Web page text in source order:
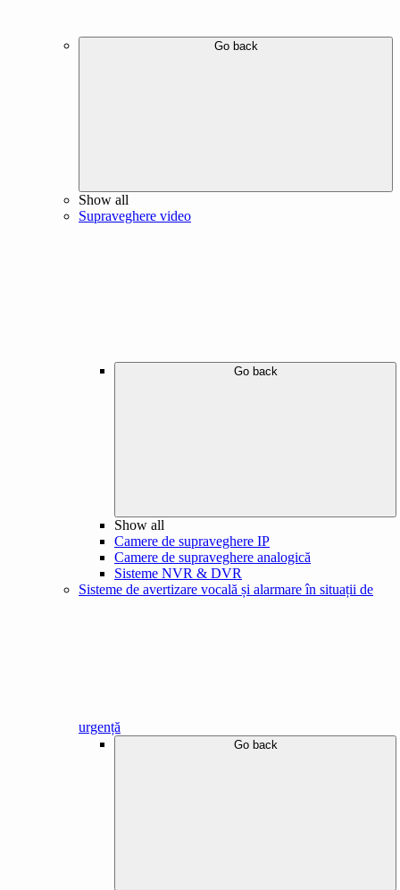
Go back
Show all
Supraveghere video
Go back
Show all
Camere de supraveghere IP
Camere de supraveghere analogică
Sisteme NVR & DVR
Sisteme de avertizare vocală și alarmare în situații de
urgență
Go back